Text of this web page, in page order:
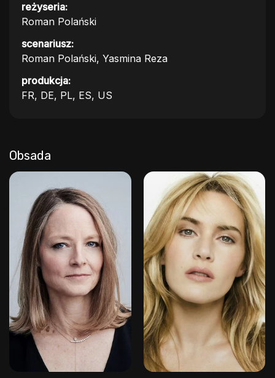
reżyseria:
Roman Polański
scenariusz:
Roman Polański, Yasmina Reza
produkcja:
FR, DE, PL, ES, US
Obsada